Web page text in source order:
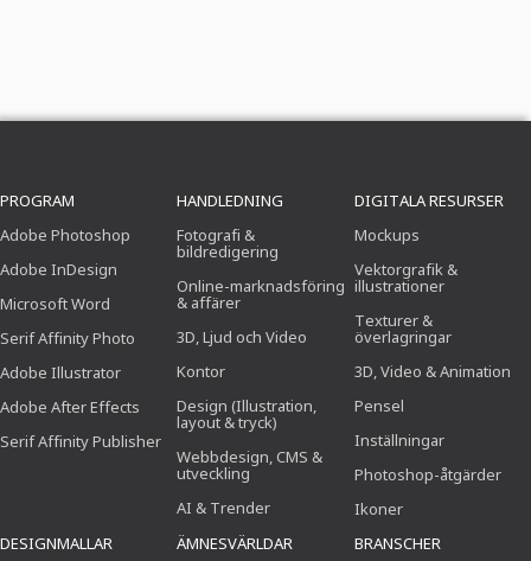
PROGRAM
Adobe Photoshop
Adobe InDesign
Microsoft Word
Serif Affinity Photo
Adobe Illustrator
Adobe After Effects
Serif Affinity Publisher
HANDLEDNING
Fotografi &
bildredigering
Online-marknadsföring
& affärer
3D, Ljud och Video
Kontor
Design (Illustration,
layout & tryck)
Webbdesign, CMS &
utveckling
AI & Trender
DIGITALA RESURSER
Mockups
Vektorgrafik &
illustrationer
Texturer &
överlagringar
3D, Video & Animation
Pensel
Inställningar
Photoshop-åtgärder
Ikoner
DESIGNMALLAR
ÄMNESVÄRLDAR
BRANSCHER